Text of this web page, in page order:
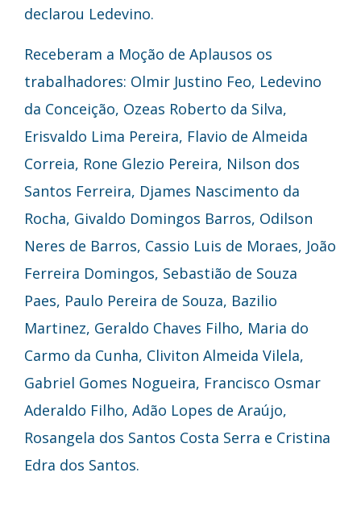
declarou Ledevino.
Receberam a Moção de Aplausos os
trabalhadores: Olmir Justino Feo, Ledevino
da Conceição, Ozeas Roberto da Silva,
Erisvaldo Lima Pereira, Flavio de Almeida
Correia, Rone Glezio Pereira, Nilson dos
Santos Ferreira, Djames Nascimento da
Rocha, Givaldo Domingos Barros, Odilson
Neres de Barros, Cassio Luis de Moraes, João
Ferreira Domingos, Sebastião de Souza
Paes, Paulo Pereira de Souza, Bazilio
Martinez, Geraldo Chaves Filho, Maria do
Carmo da Cunha, Cliviton Almeida Vilela,
Gabriel Gomes Nogueira, Francisco Osmar
Aderaldo Filho, Adão Lopes de Araújo,
Rosangela dos Santos Costa Serra e Cristina
Edra dos Santos.